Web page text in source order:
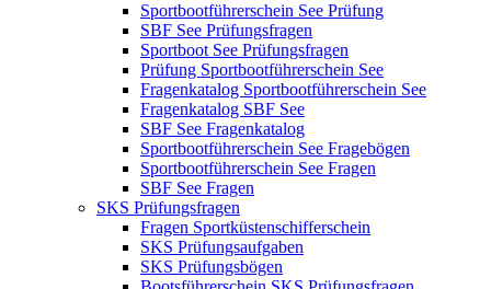
Sportbootführerschein See Prüfung
SBF See Prüfungsfragen
Sportboot See Prüfungsfragen
Prüfung Sportbootführerschein See
Fragenkatalog Sportbootführerschein See
Fragenkatalog SBF See
SBF See Fragenkatalog
Sportbootführerschein See Fragebögen
Sportbootführerschein See Fragen
SBF See Fragen
SKS Prüfungsfragen
Fragen Sportküstenschifferschein
SKS Prüfungsaufgaben
SKS Prüfungsbögen